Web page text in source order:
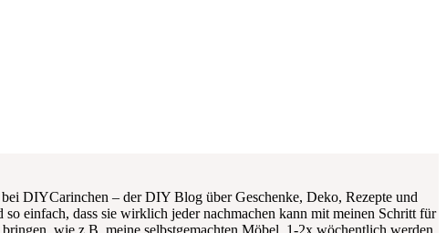
DIYCarinchen – der DIY Blog über Geschenke, Deko, Rezepte und
einfach, dass sie wirklich jeder nachmachen kann mit meinen Schritt für
wie z.B. meine selbstgemachten Möbel. 1-2x wöchentlich werden